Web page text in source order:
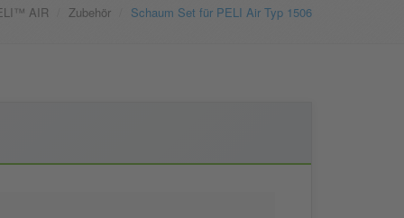
AIR Zubehör Schaum Set für PELI Air Typ 1506